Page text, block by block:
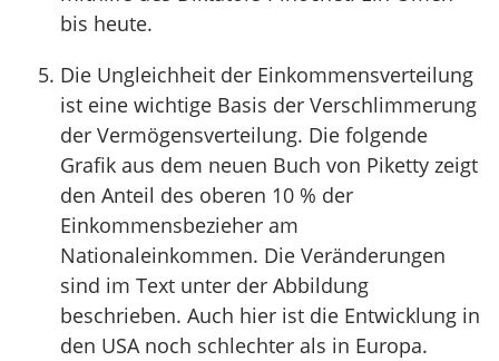
bis heute.
Die Ungleichheit der Einkommensverteilung
ist eine wichtige Basis der Verschlimmerung
der Vermögensverteilung. Die folgende
Grafik aus dem neuen Buch von Piketty zeigt
den Anteil des oberen 10 % der
Einkommensbezieher am
Nationaleinkommen. Die Veränderungen
sind im Text unter der Abbildung
beschrieben. Auch hier ist die Entwicklung in
den USA noch schlechter als in Europa.